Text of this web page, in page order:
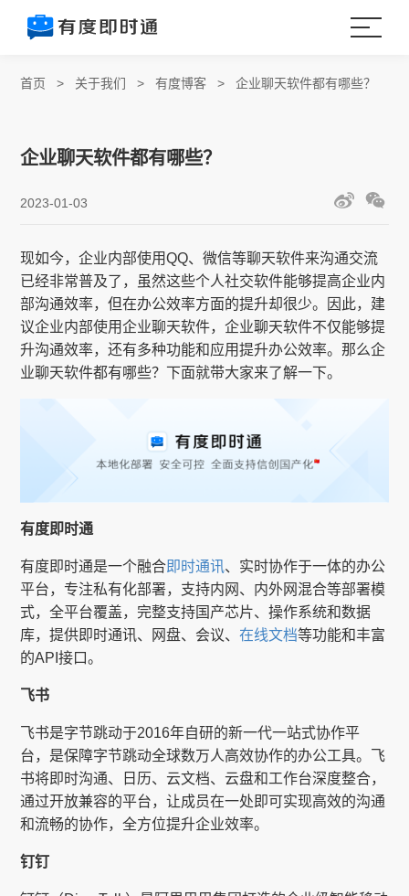
首页 > 关于我们 >有度博客 >企业聊天软件都有哪些？
企业聊天软件都有哪些？
2023-01-03
现如今，企业内部使用QQ、微信等聊天软件来沟通交流
已经非常普及了，虽然这些个人社交软件能够提高企业内
部沟通效率，但在办公效率方面的提升却很少。因此，建
议企业内部使用企业聊天软件，企业聊天软件不仅能够提
升沟通效率，还有多种功能和应用提升办公效率。那么企
业聊天软件都有哪些？下面就带大家来了解一下。
有度即时通
有度即时通是一个融合即时通讯、实时协作于一体的办公
平台，专注私有化部署，支持内网、内外网混合等部署模
式，全平台覆盖，完整支持国产芯片、操作系统和数据
库，提供即时通讯、网盘、会议、在线文档等功能和丰富
的API接口。
飞书
飞书是字节跳动于2016年自研的新一代一站式协作平
台，是保障字节跳动全球数万人高效协作的办公工具。飞
书将即时沟通、日历、云文档、云盘和工作台深度整合，
通过开放兼容的平台，让成员在一处即可实现高效的沟通
和流畅的协作，全方位提升企业效率。
钉钉